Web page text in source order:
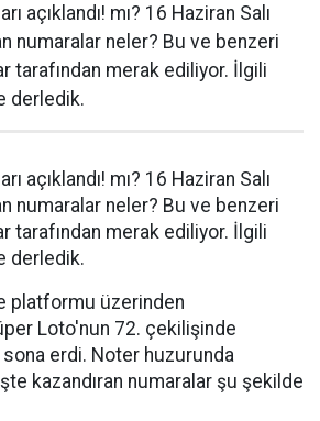
açıklandı! mı? 16 Haziran Salı
numaralar neler? Bu ve benzeri
tarafından merak ediliyor. İlgili
derledik.
açıklandı! mı? 16 Haziran Salı
numaralar neler? Bu ve benzeri
tarafından merak ediliyor. İlgili
derledik.
platformu üzerinden
Loto'nun 72. çekilişinde
sona erdi. Noter huzurunda
kazandıran numaralar şu şekilde